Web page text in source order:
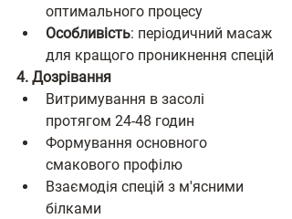
оптимального процесу
Особливість: періодичний масаж
для кращого проникнення спецій
4. Дозрівання
Витримування в засолі
протягом 24-48 годин
Формування основного
смакового профілю
Взаємодія спецій з м'ясними
білками